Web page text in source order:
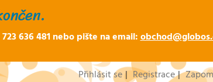
636 481 nebo pište na email: obchod@
Přihlásit se | Registrace |